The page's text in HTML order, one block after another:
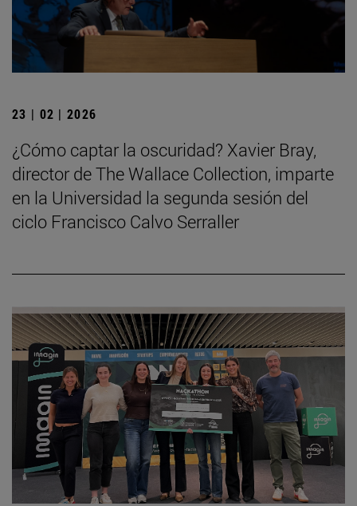
23 | 02 | 2026
¿Cómo captar la oscuridad? Xavier Bray,
director de The Wallace Collection, imparte
en la Universidad la segunda sesión del
ciclo Francisco Calvo Serraller